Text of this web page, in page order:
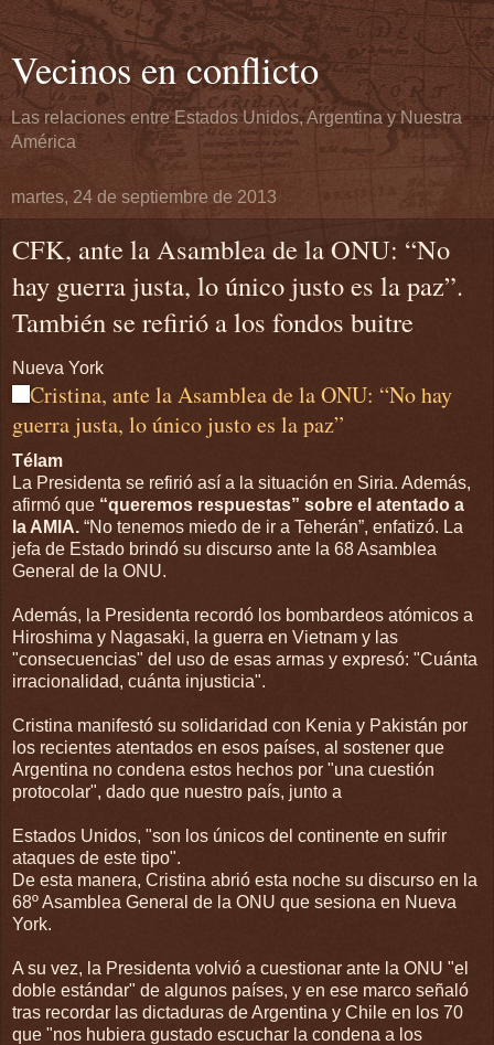
Vecinos en conflicto
Las relaciones entre Estados Unidos, Argentina y Nuestra
América
martes, 24 de septiembre de 2013
CFK, ante la Asamblea de la ONU: “No
hay guerra justa, lo único justo es la paz”.
También se refirió a los fondos buitre
Nueva York
Cristina, ante la Asamblea de la ONU: “No hay
guerra justa, lo único justo es la paz”
Télam
La Presidenta se refirió así a la situación en Siria. Además,
afirmó que “queremos respuestas” sobre el atentado a
la AMIA. “No tenemos miedo de ir a Teherán”, enfatizó. La
jefa de Estado brindó su discurso ante la 68 Asamblea
General de la ONU.
Además, la Presidenta recordó los bombardeos atómicos a
Hiroshima y Nagasaki, la guerra en Vietnam y las
"consecuencias" del uso de esas armas y expresó: "Cuánta
irracionalidad, cuánta injusticia".
Cristina manifestó su solidaridad con Kenia y Pakistán por
los recientes atentados en esos países, al sostener que
Argentina no condena estos hechos por "una cuestión
protocolar", dado que nuestro país, junto a
Estados Unidos, "son los únicos del continente en sufrir
ataques de este tipo".
De esta manera, Cristina abrió esta noche su discurso en la
68º Asamblea General de la ONU que sesiona en Nueva
York.
A su vez, la Presidenta volvió a cuestionar ante la ONU "el
doble estándar" de algunos países, y en ese marco señaló
tras recordar las dictaduras de Argentina y Chile en los 70
que "nos hubiera gustado escuchar la condena a los